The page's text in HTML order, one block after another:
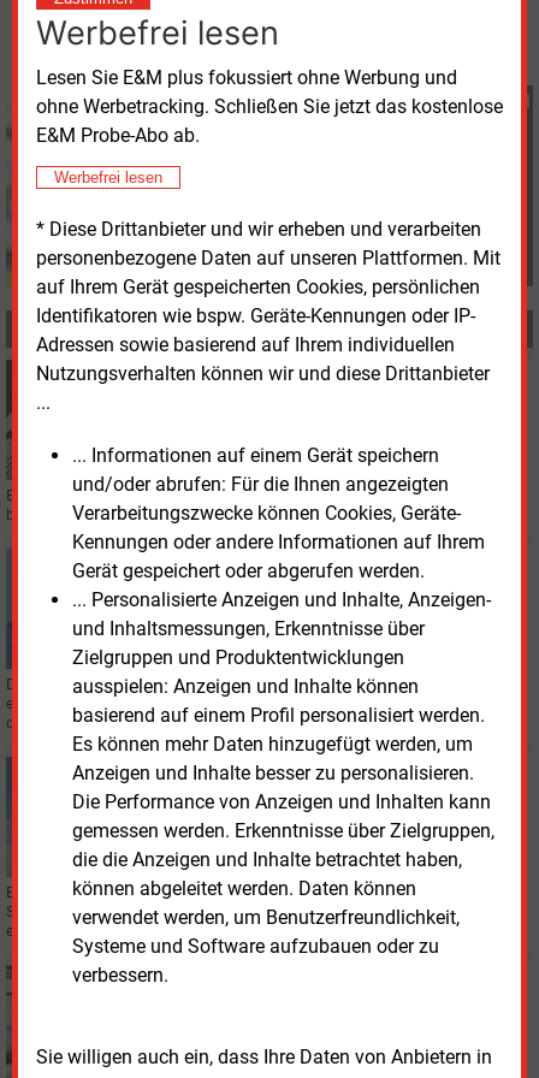
Werbefrei lesen
Lesen Sie E&M plus fokussiert ohne Werbung und
ohne Werbetracking. Schließen Sie jetzt das kostenlose
E&M Probe-Abo ab.
Werbefrei lesen
* Diese Drittanbieter und wir erheben und verarbeiten
personenbezogene Daten auf unseren Plattformen. Mit
auf Ihrem Gerät gespeicherten Cookies, persönlichen
Identifikatoren wie bspw. Geräte-Kennungen oder IP-
Adressen sowie basierend auf Ihrem individuellen
Nutzungsverhalten können wir und diese Drittanbieter
...
... Informationen auf einem Gerät speichern
und/oder abrufen: Für die Ihnen angezeigten
Verarbeitungszwecke können Cookies, Geräte-
Kennungen oder andere Informationen auf Ihrem
Gerät gespeichert oder abgerufen werden.
... Personalisierte Anzeigen und Inhalte, Anzeigen-
und Inhaltsmessungen, Erkenntnisse über
Zielgruppen und Produktentwicklungen
ausspielen: Anzeigen und Inhalte können
basierend auf einem Profil personalisiert werden.
Es können mehr Daten hinzugefügt werden, um
Anzeigen und Inhalte besser zu personalisieren.
Die Performance von Anzeigen und Inhalten kann
gemessen werden. Erkenntnisse über Zielgruppen,
die die Anzeigen und Inhalte betrachtet haben,
können abgeleitet werden. Daten können
verwendet werden, um Benutzerfreundlichkeit,
Systeme und Software aufzubauen oder zu
verbessern.
Sie willigen auch ein, dass Ihre Daten von Anbietern in
Heidi Roider
MEHR ZUM THEMA
Donnerstag, 28.05.2026, 08:30
Union
Ein Schaubild sagt mehr als tausend Worte: In einer aktuellen Infografik
beleuchten wir regelmäßig Zahlen aus dem energiewirtschaftlichen Bereich.
Mittwoch, 13.05.2026, 15:40
Straße von Hormus für Marktentwicklung
entscheidend
Die Internationale Energieagentur (IEA) sieht durch den Nahostkrieg
erhebliche Risiken für die weltweite Gasversorgung. Ein Webinar beleuchtet
die Folgen für LNG-Märkte und Preise.
Freitag, 8.05.2026, 11:36
GASKRAFTWERK
Zolling soll Reservekapazitäten stärken
Ein neues wasserstofffähiges Gaskraftwerk soll in Zolling (Bayern) die
Stromversorgung absichern. Die Anlage soll vor allem bei Dunkelflauten
einspringen.